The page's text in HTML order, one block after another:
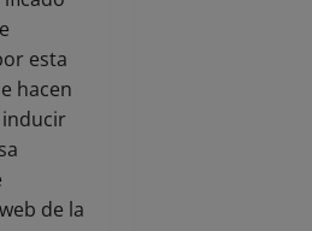
esta
hacen
de la